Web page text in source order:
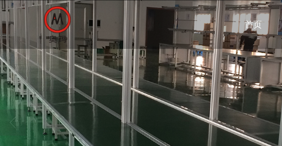
很遗憾，因您的浏览器版本过低导致
首页